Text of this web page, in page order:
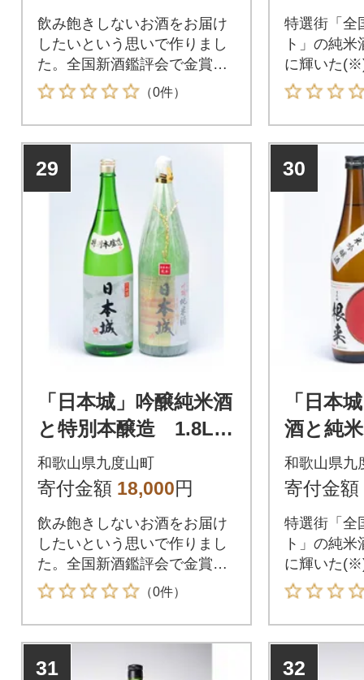
飲み飽きしないお酒をお届け
したいという思いで作りまし
た。全国新酒鑑評会で金賞を1
1度受賞。
（0件）
特選街「全
ト」の純
に輝いた
べセット
29
「日本城」吟醸純米酒
と特別本醸造 1.8L×2
種セット
和歌山県九度山町
寄付金額 18,000円
飲み飽きしないお酒をお届け
したいという思いで作りまし
た。全国新酒鑑評会で金賞を1
1度受賞。
（0件）
30
「日本
酒と純
来」
セット
和歌山県九
寄付金額
特選街「全
ト」の純
に輝いた
べセット
31 32